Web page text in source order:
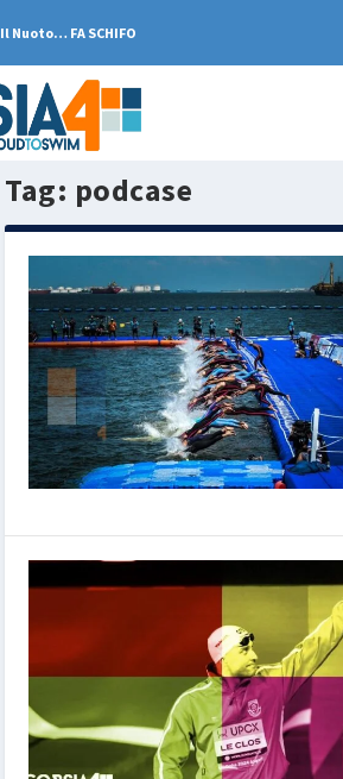
Il Nuoto… FA SCHIFO
Tag: podcase